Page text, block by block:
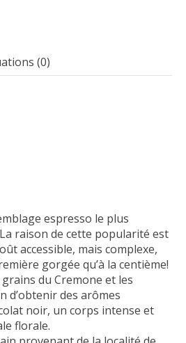
(0)
espresso le plus
raison de cette popularité est
accessible, mais complexe,
gorgée qu’à la centième!
du Cremone et les
d’obtenir des arômes
noir, un corps intense et
florale.